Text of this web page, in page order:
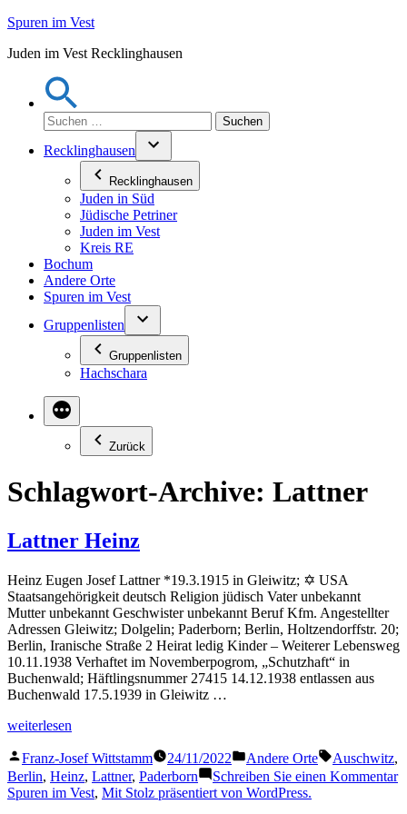
Zum
springen
Spuren im Vest
Juden im Vest Recklinghausen
Suchen
nach:
Recklinghausen
Recklinghausen
Juden in Süd
Jüdische Petriner
Juden im Vest
Kreis RE
Bochum
Andere Orte
Spuren im Vest
Gruppenlisten
Gruppenlisten
Hachschara
Zurück
Schlagwort-Archive: Lattner
Lattner Heinz
Heinz Eugen Josef Lattner *19.3.1915 in Gleiwitz; ✡ USA
Staatsangehörigkeit deutsch Religion jüdisch Vater unbekannt
Mutter unbekannt Geschwister unbekannt Beruf Kfm. Angestellter
Adressen Gleiwitz; Dolgelin; Paderborn; Berlin, Holtzendorffstr. 20;
Berlin, Iranische Straße 2 Heirat ledig Kinder – Weiterer Lebensweg
10.11.1938 Verhaftet im Novemberpogrom, „Schutzhaft“ in
Buchenwald; Häftlingsnummer 27415 14.12.1938 entlassen aus
Buchenwald 17.5.1939 in Gleiwitz …
„Lattner
weiterlesen
Veröffentlicht
von
Franz-Josef Wittstamm 24/11/2022
Veröffentlicht
in
Andere Orte Auschwitz,
Berlin, Heinz, Lattner, Paderborn Schreiben Sie einen Kommentar
Spuren im Vest, Mit Stolz präsentiert von WordPress.